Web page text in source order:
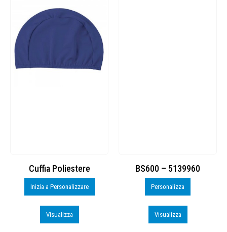
Cuffia Poliestere
Inizia a Personalizzare
Visualizza
BS600 – 5139960
Personalizza
Visualizza